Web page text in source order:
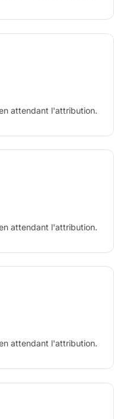
attendant l'attribution.
attendant l'attribution.
attendant l'attribution.